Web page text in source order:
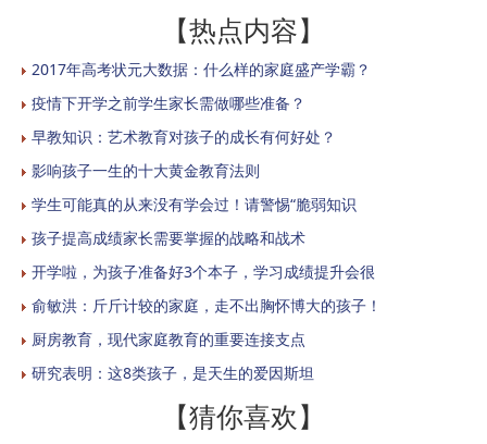
【热点内容】
2017年高考状元大数据：什么样的家庭盛产学霸？
疫情下开学之前学生家长需做哪些准备？
早教知识：艺术教育对孩子的成长有何好处？
影响孩子一生的十大黄金教育法则
学生可能真的从来没有学会过！请警惕“脆弱知识
孩子提高成绩家长需要掌握的战略和战术
开学啦，为孩子准备好3个本子，学习成绩提升会很
俞敏洪：斤斤计较的家庭，走不出胸怀博大的孩子！
厨房教育，现代家庭教育的重要连接支点
研究表明：这8类孩子，是天生的爱因斯坦
【猜你喜欢】